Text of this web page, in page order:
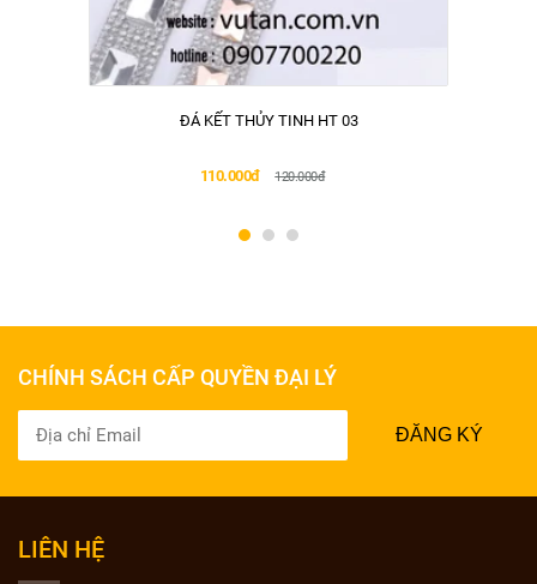
ĐÁ KẾT THỦY TINH HT 03
110.000đ 120.000đ
CHÍNH SÁCH CẤP QUYỀN ĐẠI LÝ
ĐĂNG KÝ
LIÊN HỆ